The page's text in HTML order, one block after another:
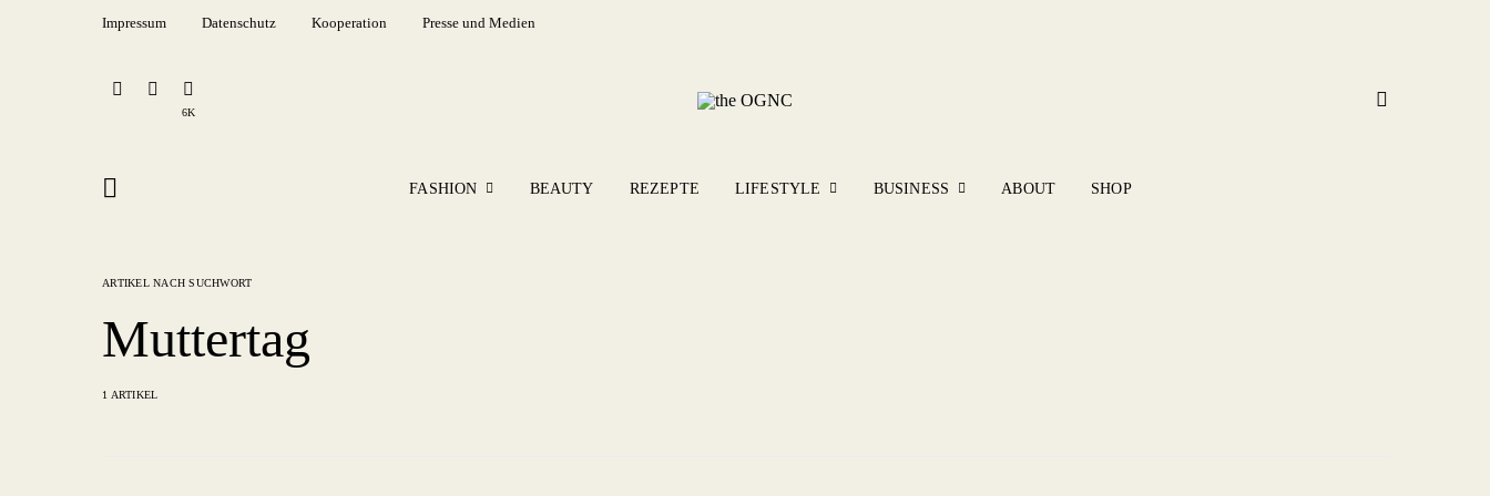
Impressum Datenschutz Kooperation Presse und Medien
6K
FASHION BEAUTY REZEPTE LIFESTYLE BUSINESS ABOUT SHOP
ARTIKEL NACH SUCHWORT
Muttertag
1 ARTIKEL